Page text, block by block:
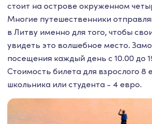
стоит на острове окруженном
Многие путешественники
в Литву именно для того, чтобы
увидеть это волшебное место.
посещения каждый день с 10.00 до
Стоимость билета для взрослого 8
школьника или студента - 4 евро.